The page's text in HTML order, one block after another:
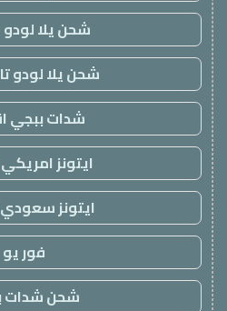
شحن يلا
شحن يلا لودو
شدات ببجي
ايتونز
ايتونز
فور يو
شحن شدات